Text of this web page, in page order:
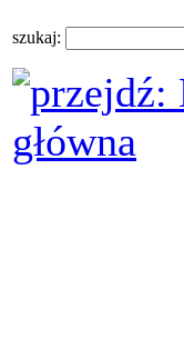
szukaj: